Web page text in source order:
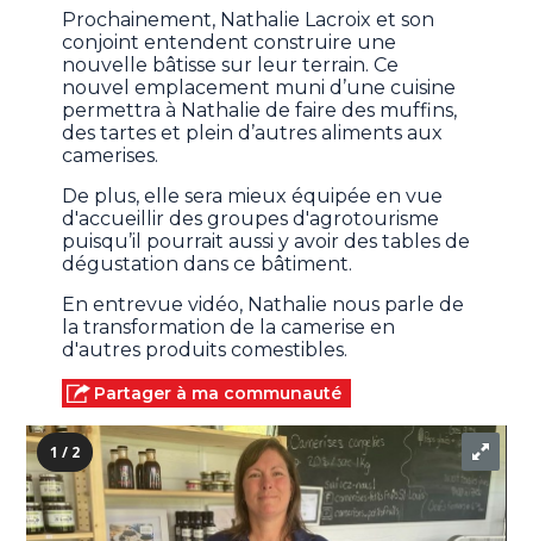
Prochainement, Nathalie Lacroix et son
conjoint entendent construire une
nouvelle bâtisse sur leur terrain. Ce
nouvel emplacement muni d’une cuisine
permettra à Nathalie de faire des muffins,
des tartes et plein d’autres aliments aux
camerises.
De plus, elle sera mieux équipée en vue
d'accueillir des groupes d'agrotourisme
puisqu’il pourrait aussi y avoir des tables de
dégustation dans ce bâtiment.
En entrevue vidéo, Nathalie nous parle de
la transformation de la camerise en
d'autres produits comestibles.
Partager à ma communauté
1 / 2